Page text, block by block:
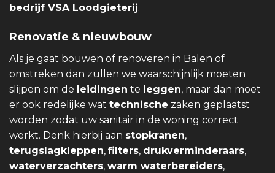
bedrijf VSA Loodgieterij.
Renovatie & nieuwbouw
Als je gaat bouwen of renoveren in Balen of
omstreken dan zullen we waarschijnlijk moeten
slijpen om de leidingen te leggen, maar dan moet
er ook redelijke wat technische zaken geplaatst
worden zodat uw sanitair in de woning correct
werkt. Denk hierbij aan stopkranen,
terugslagkleppen, filters, drukverminderaars,
waterverzachters, warm waterbereiders,